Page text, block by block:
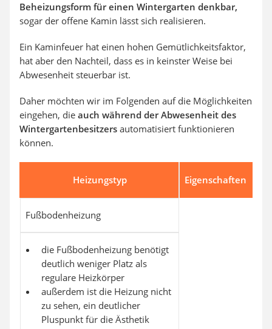
Beheizungsform für einen Wintergarten denkbar,
sogar der offene Kamin lässt sich realisieren.
Ein Kaminfeuer hat einen hohen Gemütlichkeitsfaktor,
hat aber den Nachteil, dass es in keinster Weise bei
Abwesenheit steuerbar ist.
Daher möchten wir im Folgenden auf die Möglichkeiten
eingehen, die auch während der Abwesenheit des
Wintergartenbesitzers automatisiert funktionieren
können.
Heizungstyp Eigenschaften
Fußbodenheizung
die Fußbodenheizung benötigt
deutlich weniger Platz als
regulare Heizkörper
außerdem ist die Heizung nicht
zu sehen, ein deutlicher
Pluspunkt für die Ästhetik